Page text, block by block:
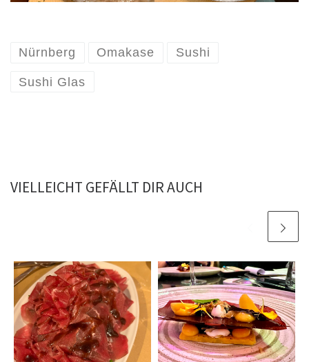
Nürnberg Omakase Sushi
Sushi Glas
VIELLEICHT GEFÄLLT DIR AUCH